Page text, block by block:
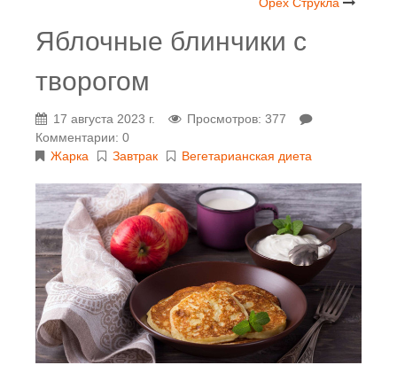
Яблочные блинчики с
творогом
17 августа 2023 г.
Просмотров: 377
Комментарии: 0
Жарка
Завтрак Вегетарианская диета